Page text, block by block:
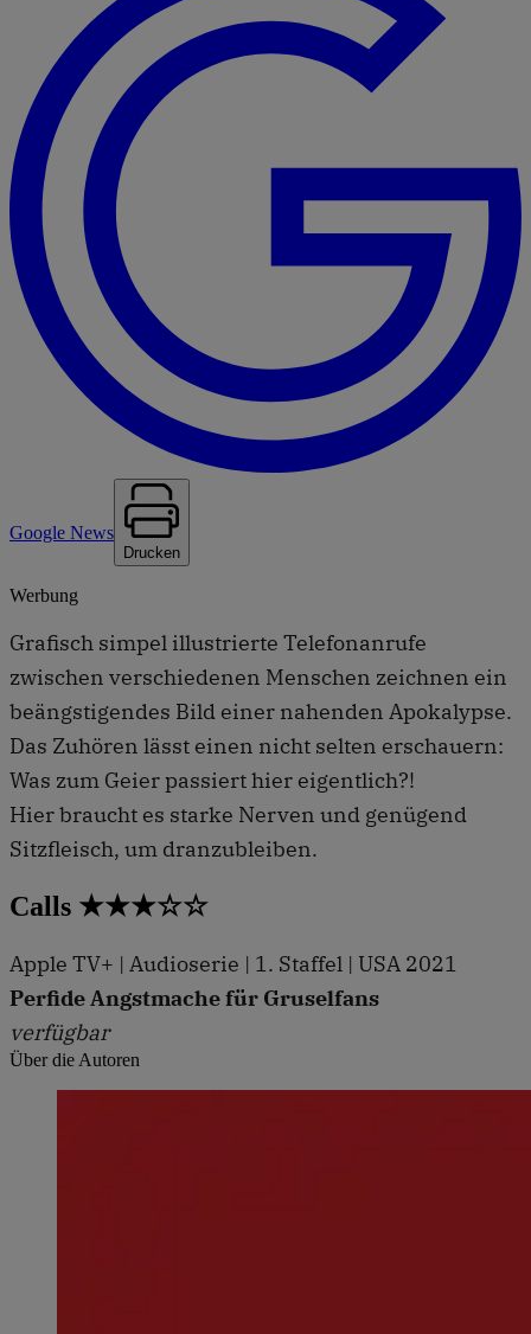
Google News
Drucken
Werbung
Grafisch simpel illustrierte Telefonanrufe
zwischen verschiedenen Menschen zeichnen ein
beängstigendes Bild einer nahenden Apokalypse.
Das Zuhören lässt einen nicht selten erschauern:
Was zum Geier passiert hier eigentlich?!
Hier braucht es starke Nerven und genügend
Sitzfleisch, um dranzubleiben.
Calls ★★★☆☆
Apple TV+ | Audioserie | 1. Staffel | USA 2021
Perfide Angstmache für Gruselfans
verfügbar
Über die Autoren